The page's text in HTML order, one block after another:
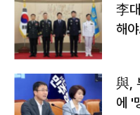
李
해
與,
에 '